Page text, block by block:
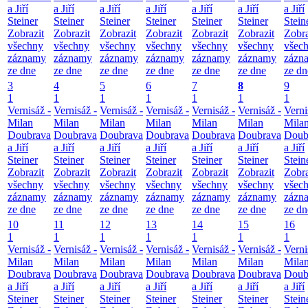
a Jiří
Steiner
Zobrazit
všechny
záznamy
ze dne
a Jiří
Steiner
Zobrazit
všechny
záznamy
ze dne
a Jiří
Steiner
Zobrazit
všechny
záznamy
ze dne
a Jiří
Steiner
Zobrazit
všechny
záznamy
ze dne
a Jiří
Steiner
Zobrazit
všechny
záznamy
ze dne
a Jiří
Steiner
Zobrazit
všechny
záznamy
ze dne
a Jiří
ze
3
1
Vernisáž -
Milan
Doubrava
a Jiří
Steiner
Zobrazit
všechny
záznamy
ze dne
4
1
Vernisáž -
Milan
Doubrava
a Jiří
Steiner
Zobrazit
všechny
záznamy
ze dne
5
1
Vernisáž -
Milan
Doubrava
a Jiří
Steiner
Zobrazit
všechny
záznamy
ze dne
6
1
Vernisáž -
Milan
Doubrava
a Jiří
Steiner
Zobrazit
všechny
záznamy
ze dne
7
1
Vernisáž -
Milan
Doubrava
a Jiří
Steiner
Zobrazit
všechny
záznamy
ze dne
8
1
Vernisáž -
Milan
Doubrava
a Jiří
Steiner
Zobrazit
všechny
záznamy
ze dne
9
1
a Jiří
ze
10
1
Vernisáž -
Milan
Doubrava
a Jiří
Steiner
11
1
Vernisáž -
Milan
Doubrava
a Jiří
Steiner
12
1
Vernisáž -
Milan
Doubrava
a Jiří
Steiner
13
1
Vernisáž -
Milan
Doubrava
a Jiří
Steiner
14
1
Vernisáž -
Milan
Doubrava
a Jiří
Steiner
15
1
Vernisáž -
Milan
Doubrava
a Jiří
Steiner
16
1
a Jiří